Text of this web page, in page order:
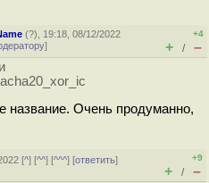
(?), 19:18, 08/12/2022
]
+4
+ / –
название. Очень продуманно,
[^] [^^] [^^^] [ответить]
+9
+ / –